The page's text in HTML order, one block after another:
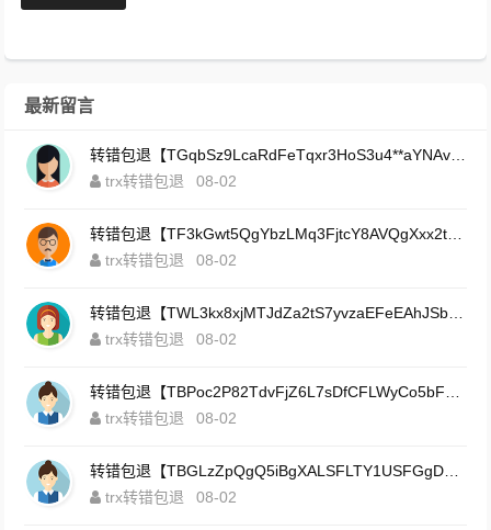
最新留言
trx转错包退
08-02
trx转错包退
08-02
trx转错包退
08-02
trx转错包退
08-02
trx转错包退
08-02